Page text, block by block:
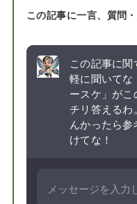
この記事に一言、質問
この記事に
軽に聞いてな
ースケ」が
チリ答えるわ
んかったら
けてな！